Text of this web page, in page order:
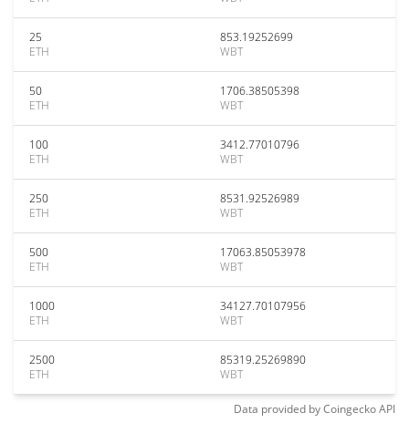
25
ETH
853.19252699
WBT
50
ETH
1706.38505398
WBT
100
ETH
3412.77010796
WBT
250
ETH
8531.92526989
WBT
500
ETH
17063.85053978
WBT
1000
ETH
34127.70107956
WBT
2500
ETH
85319.25269890
WBT
Data provided byCoingeckoAPI